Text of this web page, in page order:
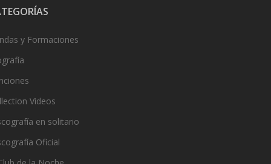
y Formaciones
Videos
en solitario
Oficial